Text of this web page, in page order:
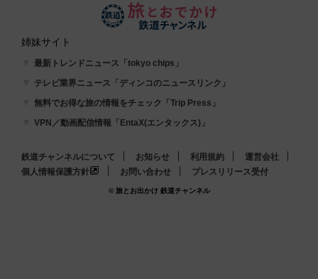
姉妹サイト
最新トレンドニュース「tokyo chips」
テレビ業界ニュース「ディンコのニュースリンク」
無料でお得な旅の情報をチェック「Trip Press」
VPN／動画配信情報「EntaX(エンタックス)」
鉄道チャンネルについて お知らせ 利用規約
運営会社
個人情報保護方針
お問い合わせ プレスリリース受付
© 旅とお出かけ 鉄道チャンネル